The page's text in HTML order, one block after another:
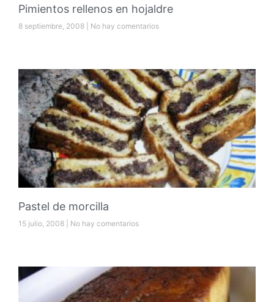
Pimientos rellenos en hojaldre
8 septiembre, 2008 No hay comentarios
Pastel de morcilla
15 julio, 2008 No hay comentarios